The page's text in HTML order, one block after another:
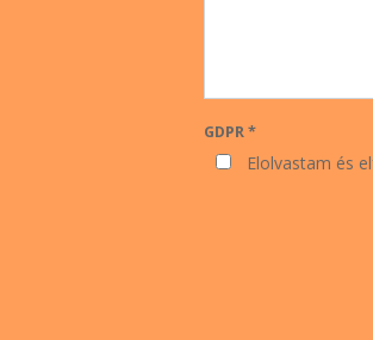
GDPR *
Elolvastam és